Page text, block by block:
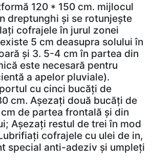
120 * 150 cm. mijlocul
dreptunghi și se rotunjește
cofrajele în jurul zonei
5 cm deasupra solului în
și 3. 5-4 cm în partea din
este necesară pentru
a apelor pluviale).
cu cinci bucăți de
cm. Așezați două bucăți de
de partea frontală și din
Așezați restul de trei în mod
cofrajele cu ulei de in,
special anti-adeziv și umpleți